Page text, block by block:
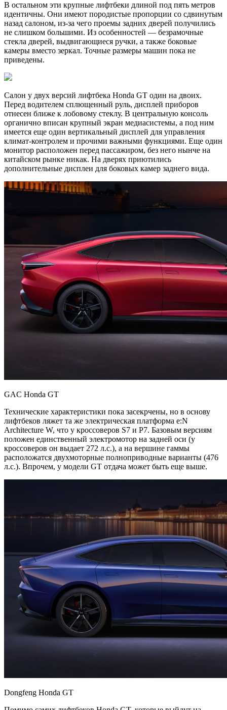
В остальном эти крупные лифтбеки длиной под пять метров
идентичны. Они имеют породистые пропорции со сдвинутым
назад салоном, из-за чего проемы задних дверей получились
не слишком большими. Из особенностей — безрамочные
стекла дверей, выдвигающиеся ручки, а также боковые
камеры вместо зеркал. Точные размеры машин пока не
приведены.
Салон у двух версий лифтбека Honda GT один на двоих.
Перед водителем сплющенный руль, дисплей приборов
отнесен ближе к лобовому стеклу. В центральную консоль
органично вписан крупный экран медиасистемы, а под ним
имеется еще один вертикальный дисплей для управления
климат-контролем и прочими важными функциями. Еще один
монитор расположен перед пассажиром, без него нынче на
китайском рынке никак. На дверях приютились
дополнительные дисплеи для боковых камер заднего вида.
GAC Honda GT
Технические характеристики пока засекрчены, но в основу
лифтбеков ляжет та же электрическая платформа e:N
Architecture W, что у кроссоверов S7 и P7. Базовым версиям
положен единственный электромотор на задней оси (у
кроссоверов он выдает 272 л.с.), а на вершине гаммы
расположатся двухмоторные полноприводные варианты (476
л.с.). Впрочем, у модели GT отдача может быть еще выше.
Dongfeng Honda GT